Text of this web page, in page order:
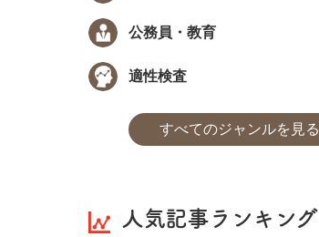
公務員・教育
適性検査
すべてのジャンルを見る
人気記事ランキング